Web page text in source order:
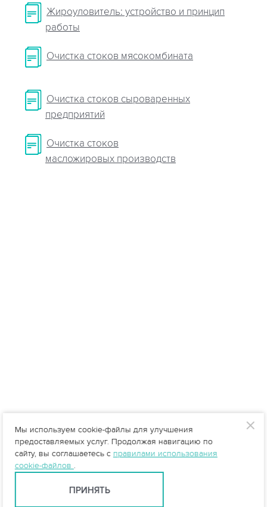
Жироуловитель: устройство и принцип
работы
Очистка стоков мясокомбината
Очистка стоков сыроваренных
предприятий
Очистка стоков
масложировых производств
Мы используем cookie-файлы для улучшения
предоставляемых услуг. Продолжая навигацию по
сайту, вы соглашаетесь с правилами использования
cookie-файлов .
ПРИНЯТЬ